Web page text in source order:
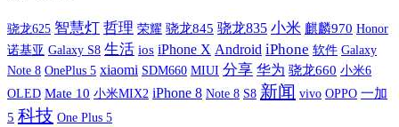
骁龙625 智慧灯 哲理 荣耀 骁龙845 骁龙835 小米 麒麟970 Honor
诺基亚 Galaxy S8 生活 ios iPhone X Android iPhone 软件 Galaxy
Note 8 OnePlus 5 xiaomi SDM660 MIUI 分享 华为 骁龙660 小米6
OLED Mate 10 小米MIX2 iPhone 8 Note 8 S8 新闻 vivo OPPO 一加
5 科技 One Plus 5